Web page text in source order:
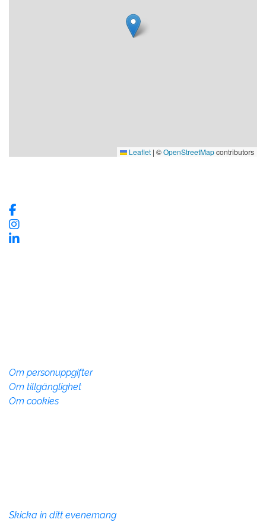
Leaflet | ©OpenStreetMapcontributors
Om personuppgifter
Om tillgänglighet
Om cookies
Skicka in ditt evenemang